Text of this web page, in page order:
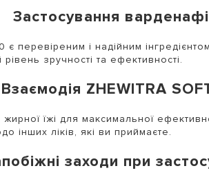
Застосування
є перевіреним і надійним
зручності та ефективності.
Взаємодія ZHEWITRA
їжі для максимальної
інших ліків, які ви приймаєте.
заходи при